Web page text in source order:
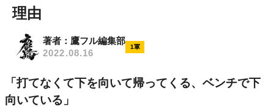
理由
著者：鷹フル編集部
2022.08.16
1軍
「打てなくて下を向いて帰ってくる、ベンチで下
向いている」